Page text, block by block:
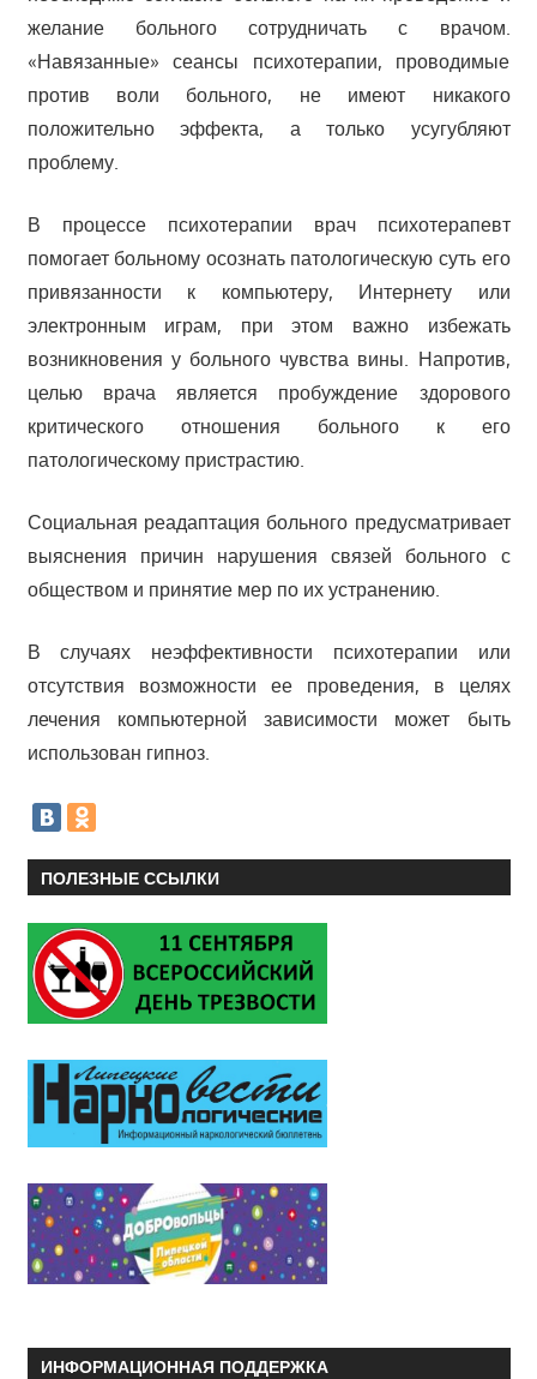
желание больного сотрудничать с врачом.
«Навязанные» сеансы психотерапии, проводимые
против воли больного, не имеют никакого
положительно эффекта, а только усугубляют
проблему.
В процессе психотерапии врач психотерапевт
помогает больному осознать патологическую суть его
привязанности к компьютеру, Интернету или
электронным играм, при этом важно избежать
возникновения у больного чувства вины. Напротив,
целью врача является пробуждение здорового
критического отношения больного к его
патологическому пристрастию.
Социальная реадаптация больного предусматривает
выяснения причин нарушения связей больного с
обществом и принятие мер по их устранению.
В случаях неэффективности психотерапии или
отсутствия возможности ее проведения, в целях
лечения компьютерной зависимости может быть
использован гипноз.
ПОЛЕЗНЫЕ ССЫЛКИ
ИНФОРМАЦИОННАЯ ПОДДЕРЖКА